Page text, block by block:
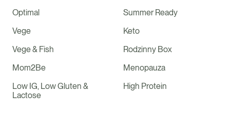
Optimal
Vege
Vege & Fish
Mom2Be
Low IG, Low Gluten &
Lactose
Summer Ready
Keto
Rodzinny Box
Menopauza
High Protein